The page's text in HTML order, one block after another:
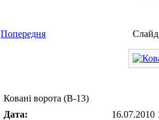
Попередня
Ковані ворота (В-13)
Дата:
16.07.2010